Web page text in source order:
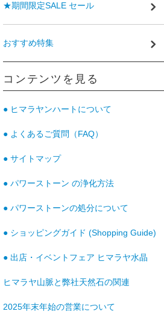
★期間限定SALE セール
おすすめ特集
コンテンツを見る
● ヒマラヤンハートについて
● よくあるご質問（FAQ）
● サイトマップ
● パワーストーン の浄化方法
● パワーストーンの処分について
● ショッピングガイド (Shopping Guide)
● 出店・イベントフェア ヒマラヤ水晶
ヒマラヤ山脈と弊社天然石の関連
2025年末年始の営業について